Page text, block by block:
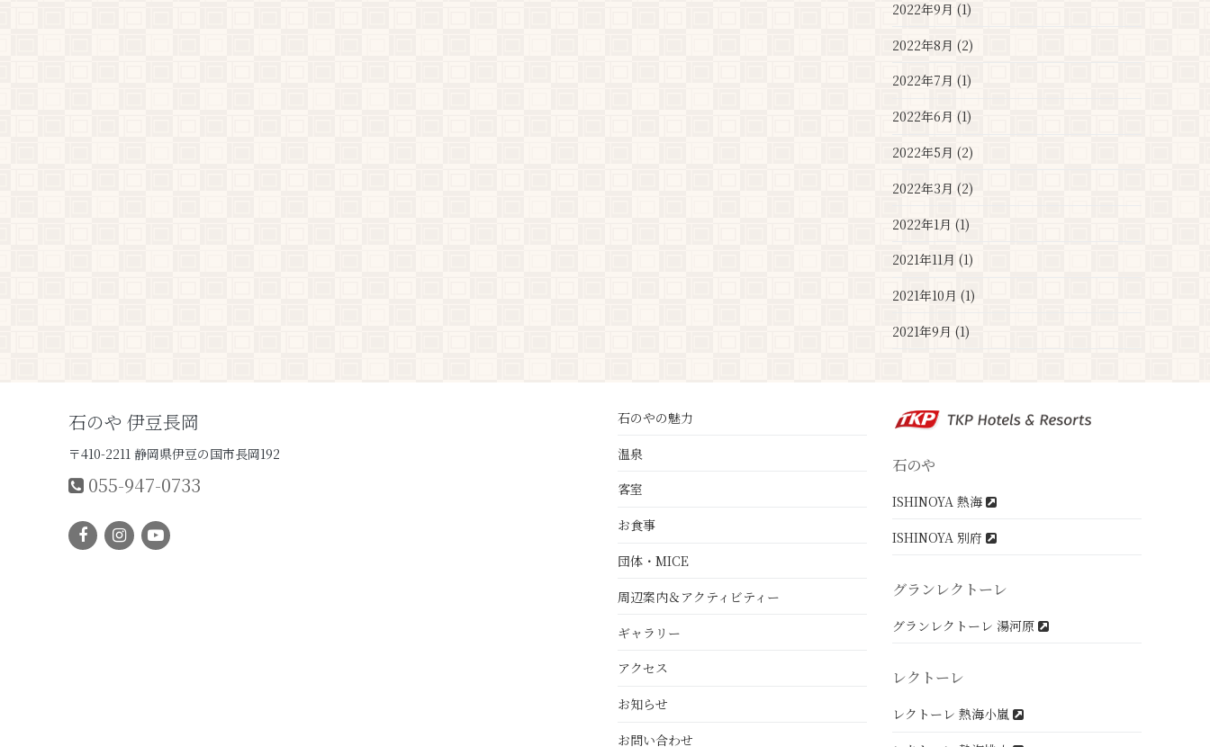
2022年9月 (1)
2022年8月 (2)
2022年7月 (1)
2022年6月 (1)
2022年5月 (2)
2022年3月 (2)
2022年1月 (1)
2021年11月 (1)
2021年10月 (1)
2021年9月 (1)
石のや 伊豆長岡
〒410-2211 静岡県伊豆の国市長岡192
055-947-0733
石のやの魅力
温泉
客室
お食事
団体・MICE
周辺案内＆アクティビティー
ギャラリー
アクセス
お知らせ
お問い合わせ
石のや
ISHINOYA 熱海
ISHINOYA 別府
グランレクトーレ
グランレクトーレ 湯河原
レクトーレ
レクトーレ 熱海小嵐